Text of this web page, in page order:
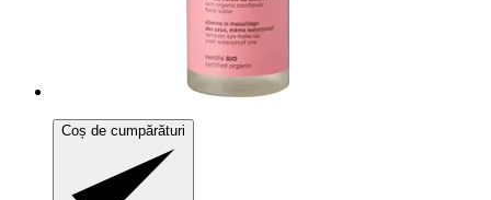
Coș de cumpărături